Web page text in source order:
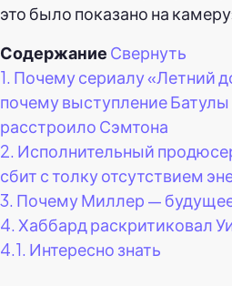
это было показано на
Содержание Свернуть
1. Почему сериалу «Летний
почему выступление
расстроило Сэмтона
2. Исполнительный
сбит с толку отсутствием
3. Почему Миллер —
4. Хаббард раскритиковал
4.1. Интересно знать